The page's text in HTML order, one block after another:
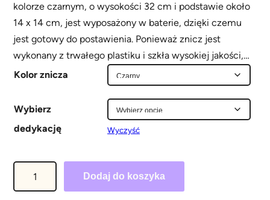
kolorze czarnym, o wysokości 32 cm i podstawie około
14 x 14 cm, jest wyposażony w baterie, dzięki czemu
jest gotowy do postawienia. Ponieważ znicz jest
wykonany z trwałego plastiku i szkła wysokiej jakości,…
Kolor znicza
Wybierz
dedykację
Wyczyść
Dodaj do koszyka